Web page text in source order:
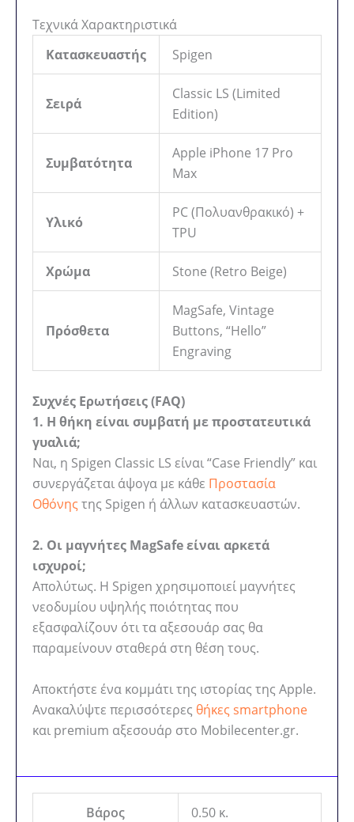
Τεχνικά Χαρακτηριστικά
Κατασκευαστής
Spigen
Σειρά
Classic LS (Limited
Edition)
Συμβατότητα
Apple iPhone 17 Pro
Max
Υλικό
PC (Πολυανθρακικό) +
TPU
Χρώμα Stone (Retro Beige)
Πρόσθετα
MagSafe, Vintage
Buttons, “Hello”
Engraving
Συχνές Ερωτήσεις (FAQ)
1. Η θήκη είναι συμβατή με προστατευτικά
γυαλιά;
Ναι, η Spigen Classic LS είναι “Case Friendly” και
συνεργάζεται άψογα με κάθε Προστασία
Οθόνης της Spigen ή άλλων κατασκευαστών.
2. Οι μαγνήτες MagSafe είναι αρκετά
ισχυροί;
Απολύτως. Η Spigen χρησιμοποιεί μαγνήτες
νεοδυμίου υψηλής ποιότητας που
εξασφαλίζουν ότι τα αξεσουάρ σας θα
παραμείνουν σταθερά στη θέση τους.
Αποκτήστε ένα κομμάτι της ιστορίας της Apple.
Ανακαλύψτε περισσότερες θήκες smartphone
και premium αξεσουάρ στο Mobilecenter.gr.
Βάρος 0.50 κ.